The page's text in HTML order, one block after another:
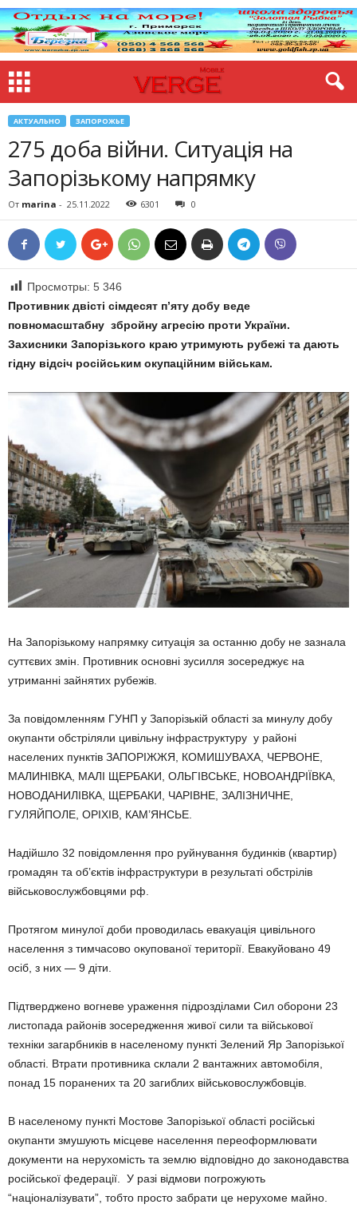
АКТУАЛЬНО ЗАПОРОЖЬЕ
275 доба війни. Ситуація на
Запорізькому напрямку
От marina - 25.11.2022 6301 0
Просмотры: 5 346
Противник двісті сімдесят п’яту добу веде
повномасштабну збройну агресію проти України.
Захисники Запорізького краю утримують рубежі та дають
гідну відсіч російським окупаційним військам.
На Запорізькому напрямку ситуація за останню добу не зазнала
суттєвих змін. Противник основні зусилля зосереджує на
утриманні зайнятих рубежів.
За повідомленням ГУНП у Запорізькій області за минулу добу
окупанти обстріляли цивільну інфраструктуру у районі
населених пунктів ЗАПОРІЖЖЯ, КОМИШУВАХА, ЧЕРВОНЕ,
МАЛИНІВКА, МАЛІ ЩЕРБАКИ, ОЛЬГІВСЬКЕ, НОВОАНДРІЇВКА,
НОВОДАНИЛІВКА, ЩЕРБАКИ, ЧАРІВНЕ, ЗАЛІЗНИЧНЕ,
ГУЛЯЙПОЛЕ, ОРІХІВ, КАМ’ЯНСЬЕ.
Надійшло 32 повідомлення про руйнування будинків (квартир)
громадян та об’єктів інфраструктури в результаті обстрілів
військовослужбовцями рф.
Протягом минулої доби проводилась евакуація цивільного
населення з тимчасово окупованої території. Евакуйовано 49
осіб, з них — 9 діти.
Підтверджено вогневе ураження підрозділами Сил оборони 23
листопада районів зосередження живої сили та військової
техніки загарбників в населеному пункті Зелений Яр Запорізької
області. Втрати противника склали 2 вантажних автомобіля,
понад 15 поранених та 20 загиблих військовослужбовців.
В населеному пункті Мостове Запорізької області російські
окупанти змушують місцеве населення переоформлювати
документи на нерухомість та землю відповідно до законодавства
російської федерації. У разі відмови погрожують
“націоналізувати”, тобто просто забрати це нерухоме майно.